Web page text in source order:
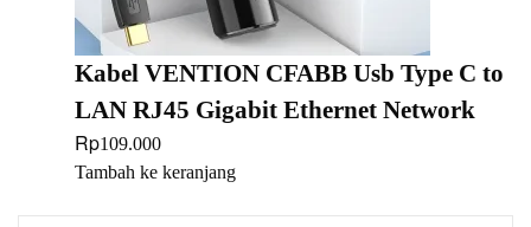
Kabel VENTION CFABB Usb Type C to
LAN RJ45 Gigabit Ethernet Network
Rp109.000
Tambah ke keranjang